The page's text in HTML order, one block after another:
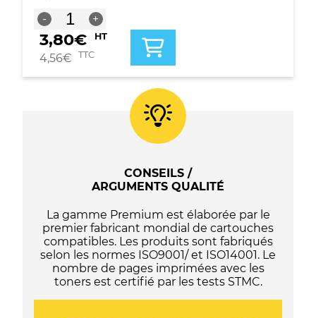
C13T664240
/
C13T67324A
-
-
quantité
de
Bouteille
d'encre
Epson
-
C13T03R140
/
C13T00S14A10
/
C13T00P140
+
3,80€ HT
4,56€ TTC
CONSEILS /
ARGUMENTS QUALITÉ
La gamme Premium est élaborée par le
premier fabricant mondial de cartouches
compatibles. Les produits sont fabriqués
selon les normes ISO9001/ et ISO14001. Le
nombre de pages imprimées avec les
toners est certifié par les tests STMC.